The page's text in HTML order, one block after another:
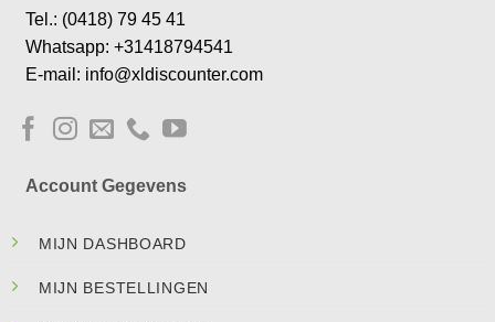
Tel.: (0418) 79 45 41
Whatsapp: +31418794541
E-mail: info@xldiscounter.com
Account Gegevens
MIJN DASHBOARD
MIJN BESTELLINGEN